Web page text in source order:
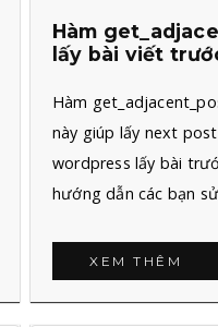
Hàm
lấy bài viết
Hàm
này giúp lấy next
wordpress lấy bài
hướng dẫn các bạn
XEM THÊM